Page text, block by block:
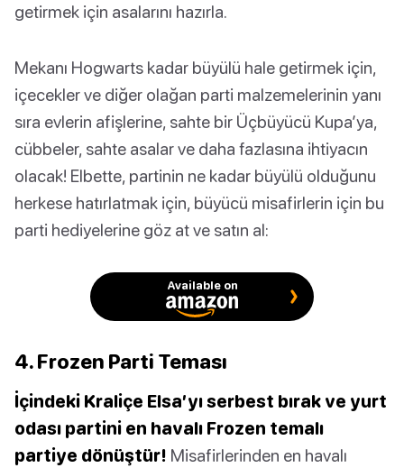
getirmek için asalarını hazırla.
Mekanı Hogwarts kadar büyülü hale getirmek için,
içecekler ve diğer olağan parti malzemelerinin yanı
sıra evlerin afişlerine, sahte bir Üçbüyücü Kupa’ya,
cübbeler, sahte asalar ve daha fazlasına ihtiyacın
olacak! Elbette, partinin ne kadar büyülü olduğunu
herkese hatırlatmak için, büyücü misafirlerin için bu
parti hediyelerine göz at ve satın al:
Available on
4. Frozen Parti Teması
İçindeki Kraliçe Elsa’yı serbest bırak ve yurt
odası partini en havalı Frozen temalı
partiye dönüştür! Misafirlerinden en havalı